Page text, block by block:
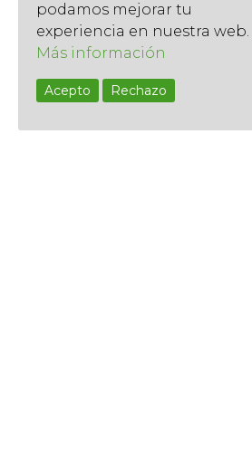
podamos mejorar tu
experiencia en nuestra web.
Más información
Acepto Rechazo